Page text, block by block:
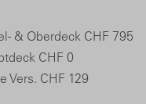
& Oberdeck CHF 795
CHF 0
Vers. CHF 129